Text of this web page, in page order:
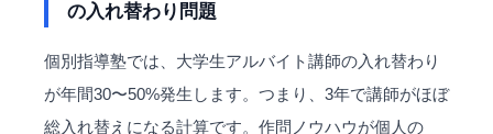
の入れ替わり問題
個別指導塾では、大学生アルバイト講師の入れ替わり
が年間30〜50%発生します。つまり、3年で講師がほぼ
総入れ替えになる計算です。作問 ノウハウが個人の